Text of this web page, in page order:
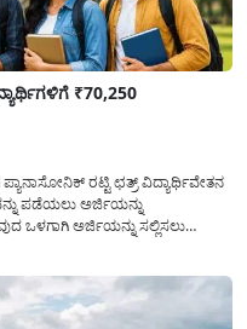
₹70,250
ರಟ್ಟಿ ಛತ್ರ್ ವಿದ್ಯಾರ್ಥಿವೇತನ
ಪಡೆಯಲು ಅರ್ಜಿಯನ್ನು
ಒಳಗಾಗಿ ಅರ್ಜಿಯನ್ನು ಸಲ್ಲಿಸಲು